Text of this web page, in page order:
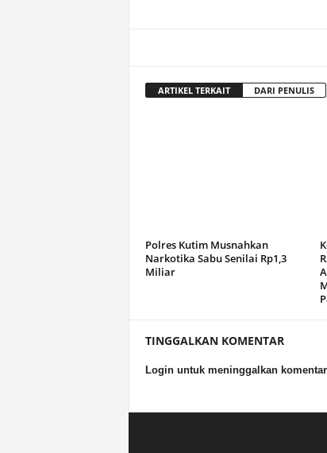
ARTIKEL TERKAIT DARI PENULIS
Polres Kutim Musnahkan
Narkotika Sabu Senilai Rp1,3
Miliar
TINGGALKAN KOMENTAR
Login untuk meninggalkan komentar